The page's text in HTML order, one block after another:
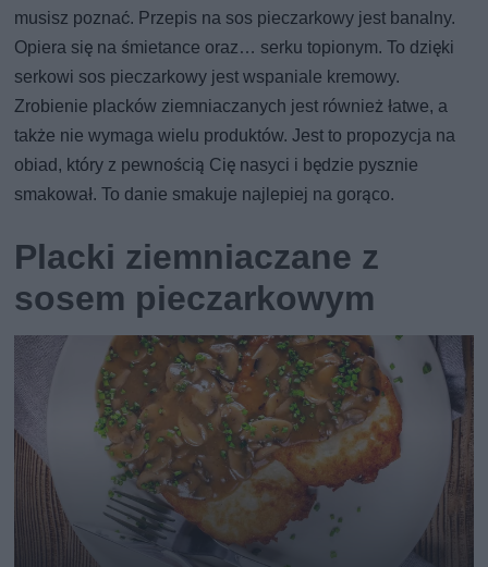
musisz poznać. Przepis na sos pieczarkowy jest banalny.
Opiera się na śmietance oraz… serku topionym. To dzięki
serkowi sos pieczarkowy jest wspaniale kremowy.
Zrobienie placków ziemniaczanych jest również łatwe, a
także nie wymaga wielu produktów. Jest to propozycja na
obiad, który z pewnością Cię nasyci i będzie pysznie
smakował. To danie smakuje najlepiej na gorąco.
Placki ziemniaczane z
sosem pieczarkowym